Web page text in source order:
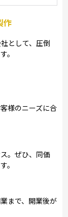
作
として、圧倒
。
様のニーズに合
。ぜひ、同価
。
まで、開業後が